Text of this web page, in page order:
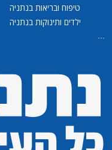
טיפוח ובריאות בנתניה
ילדים ותינוקות בנתניה
...